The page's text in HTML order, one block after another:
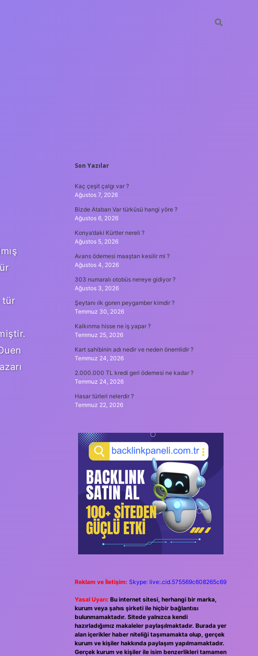
tür
SIDEBAR
Son Yazılar
Kaç çeşit çalgı var ?
Ağustos 7, 2026
Bizde Atabarı Var türküsü hangi yöre ?
Ağustos 6, 2026
Konya’daki Kürtler nereli ?
Ağustos 5, 2026
Avans ödemesi maaştan kesilir mi ?
Ağustos 4, 2026
303 numaralı otobüs nereye gidiyor ?
Ağustos 3, 2026
Şeytanı ılk goren peygamber kimdir ?
Temmuz 30, 2026
Kalkınma hisse ne iş yapar ?
Temmuz 25, 2026
Kart sahibinin adı nedir ve neden önemlidir ?
Temmuz 24, 2026
2.000.000 TL kredi geri ödemesi ne kadar ?
Temmuz 24, 2026
Hasar türleri nelerdir ?
Temmuz 22, 2026
Reklam ve İletişim: Skype: live:.cid.575569c608265c69
Yasal Uyarı: Bu internet sitesi, herhangi bir marka,
kurum veya şahıs şirketi ile hiçbir bağlantısı
bulunmamaktadır. Sitede yalnızca kendi
hazırladığımız makaleler paylaşılmaktadır. Burada yer
alan içerikler haber niteliği taşımamakta olup, gerçek
kurum ve kişiler hakkında paylaşım yapılmamaktadır.
Gerçek kurum ve kişiler ile isim benzerlikleri tamamen